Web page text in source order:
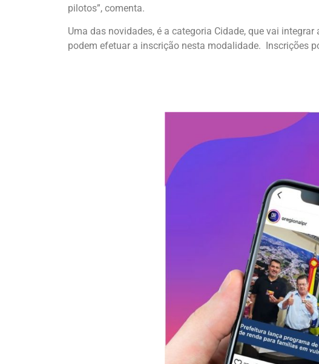
pilotos”, comenta.
Uma das novidades, é a categoria Cidade, que vai
podem efetuar a inscrição nesta modalidade. Inscrições